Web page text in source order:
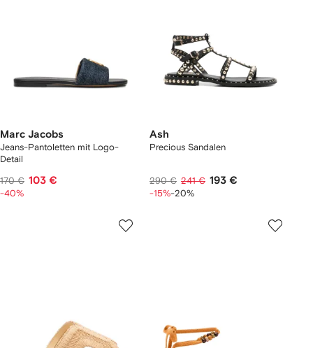
Marc Jacobs
Jeans-Pantoletten mit Logo-
Detail
170 € 103 €
-40%
Ash
Precious Sandalen
290 € 241 € 193 €
-15%-20%